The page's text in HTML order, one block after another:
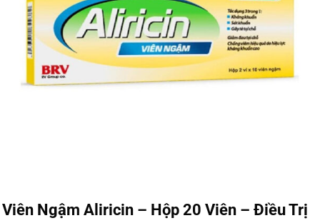
Viên Ngậm Aliricin – Hộp 20 Viên – Điều Trị